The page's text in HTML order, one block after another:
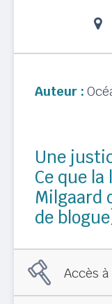
Auteur :
Une
Ce que la
Milgaard
de
Accès